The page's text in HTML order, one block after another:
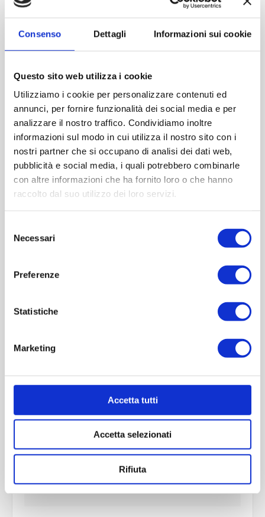
Consenso Dettagli Informazioni sui cookie
Questo sito web utilizza i cookie
Utilizziamo i cookie per personalizzare contenuti ed
annunci, per fornire funzionalità dei social media e per
analizzare il nostro traffico. Condividiamo inoltre
informazioni sul modo in cui utilizza il nostro sito con i
nostri partner che si occupano di analisi dei dati web,
pubblicità e social media, i quali potrebbero combinarle
con altre informazioni che ha fornito loro o che hanno
raccolto dal suo utilizzo dei loro servizi.
delNecessari
Preferenze
Statistiche
Marketing
Accetta tutti
Accetta selezionati
Rifiuta
Contattaci
Imboccatura:T.vite pp38
Peso (gr):0
Diametro (mm):0
Altezza (mm):0
Larghezza (mm):0
Quantità per imballo (ordine minimo 1 collo):0
Cod.: PLA108
Please select the address you want to ship to
CONTACT US
SCRIVI UNA RECENSIONE